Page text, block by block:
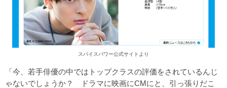
スパイスパワー公式サイトより
「今、若手俳優の中ではトップクラスの評価をされているんじ
ゃないでしょうか？ ドラマに映画にCMにと、引っ張りだこ